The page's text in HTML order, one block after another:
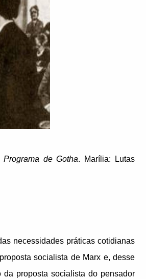
de Gotha. Marília: Lutas
necessidades práticas cotidianas
socialista de Marx e, desse
proposta socialista do pensador